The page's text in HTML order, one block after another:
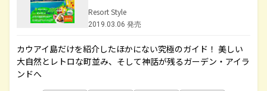
Resort Style
2019.03.06 発売
カウアイ島だけを紹介したほかにない究極のガイド！ 美しい
大自然とレトロな町並み、そして神話が残るガーデン・アイラ
ンドへ